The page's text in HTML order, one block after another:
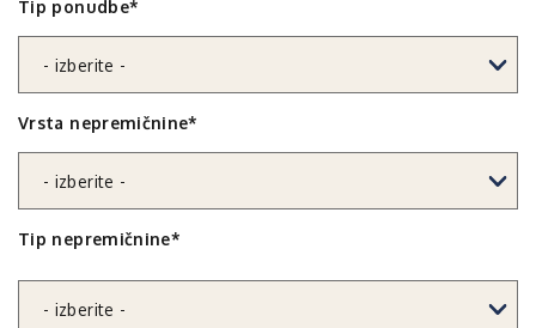
Tip ponudbe*
Vrsta nepremičnine*
Tip nepremičnine*